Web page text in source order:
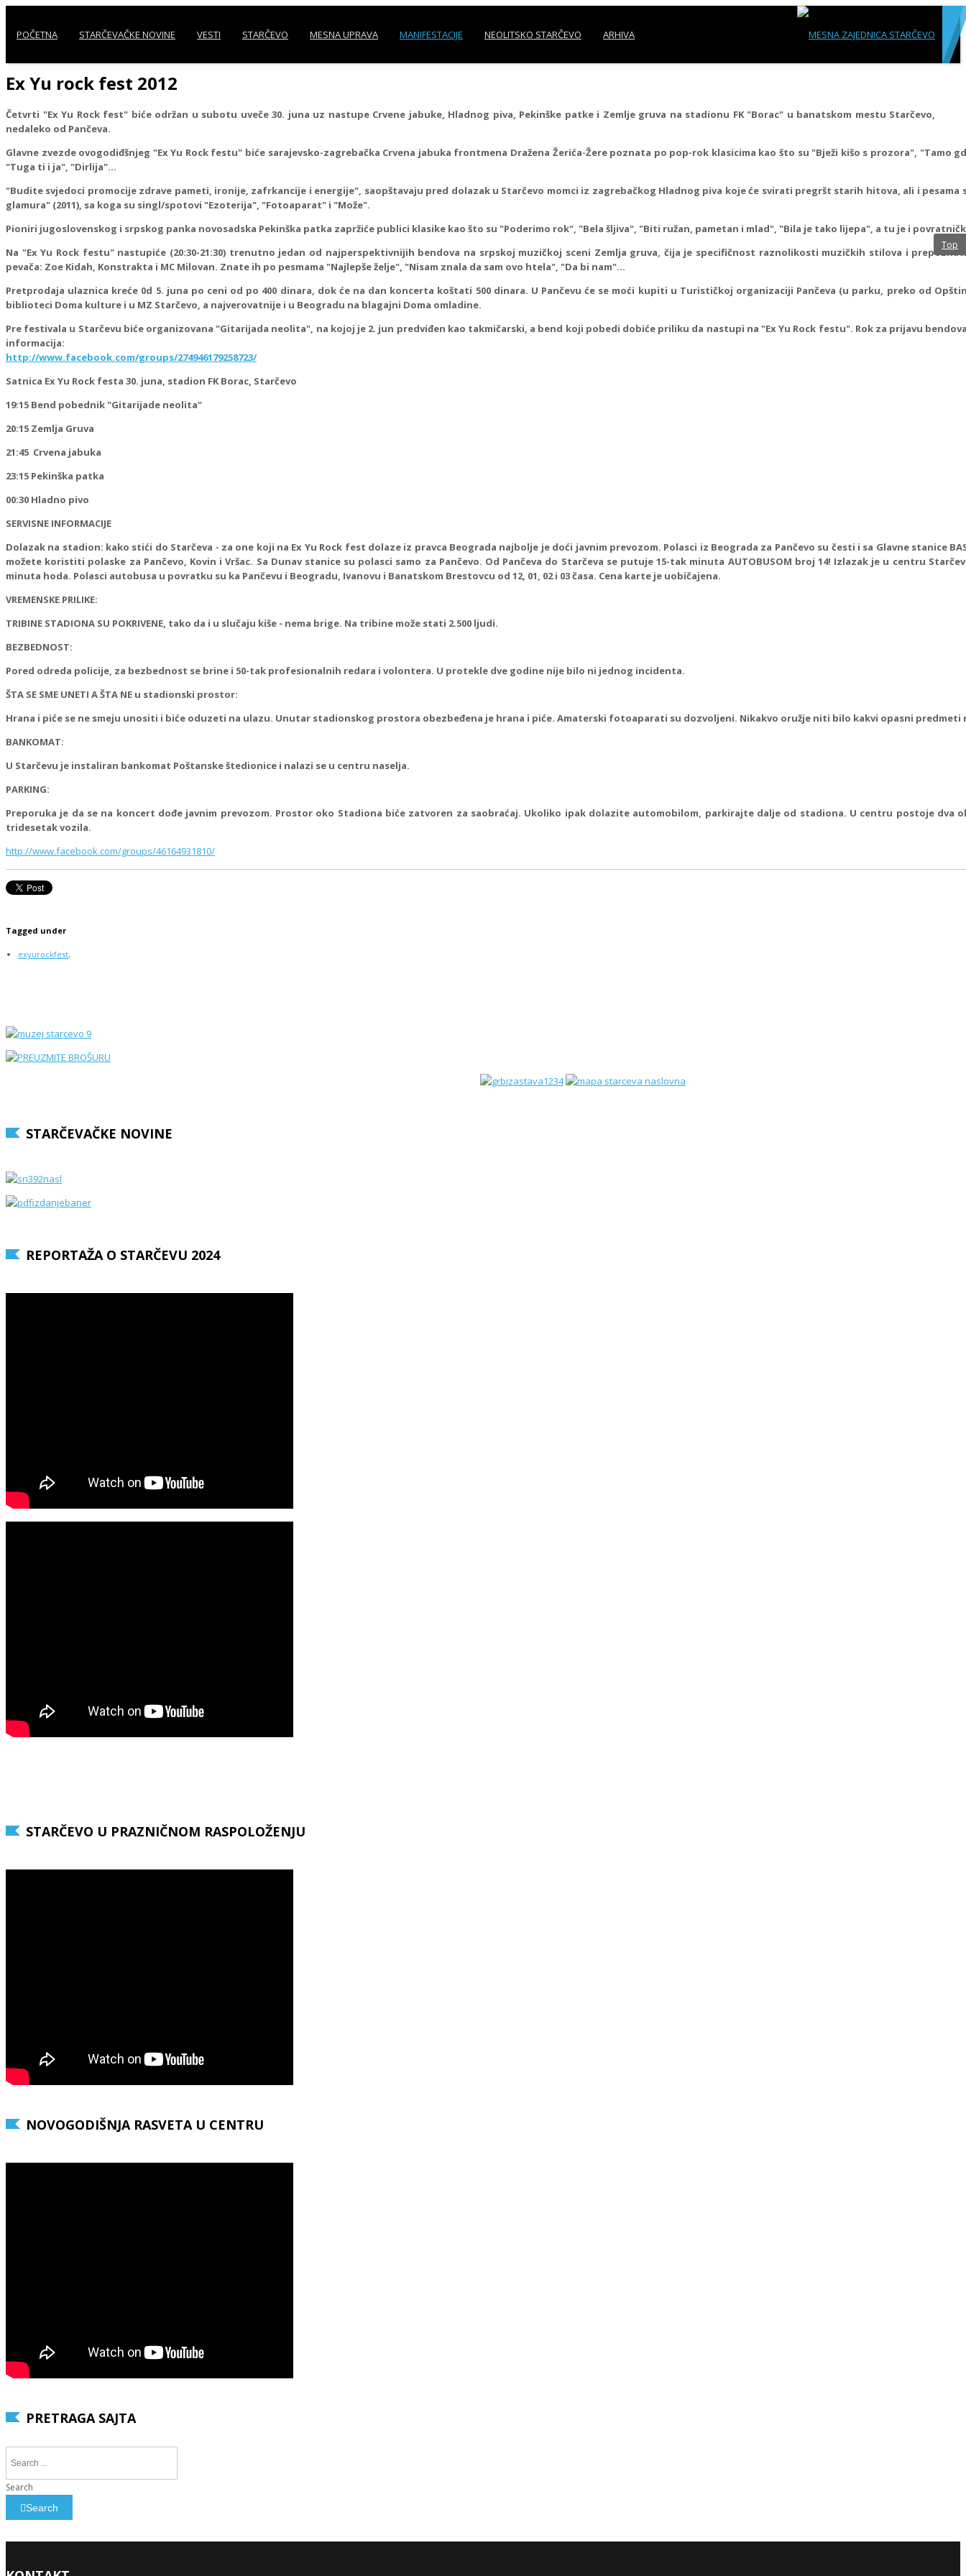
POČETNA STARČEVAČKE NOVINE VESTI STARČEVO MESNA UPRAVA MANIFESTACIJE NEOLITSKO STARČEVO ARHIVA
Ex Yu rock fest 2012
Četvrti "Ex Yu Rock fest" biće održan u subotu uveče 30. juna uz nastupe Crvene jabuke, Hladnog piva, Pekinške patke i Zemlje gruva na stadionu FK "Borac" u banatskom mestu Starčevo,
nedaleko od Pančeva.
Glavne zvezde ovogodiđšnjeg "Ex Yu Rock festu" biće sarajevsko-zagrebačka Crvena jabuka frontmena Dražena Žerića-Žere poznata po pop-rok klasicima kao što su "Bježi kišo s prozora", "Tamo
"Tuga ti i ja", "Dirlija"...
"Budite svjedoci promocije zdrave pameti, ironije, zafrkancije i energije", saopštavaju pred dolazak u Starčevo momci iz zagrebačkog Hladnog piva koje će svirati pregršt starih hitova, ali i pesama
glamura" (2011), sa koga su singl/spotovi "Ezoterija", "Fotoaparat" i "Može".
Pioniri jugoslovenskog i srpskog panka novosadska Pekinška patka zapržiće publici klasike kao što su "Poderimo rok", "Bela šljiva", "Biti ružan, pametan i mlad", "Bila je tako lijepa", a tu je i
Na "Ex Yu Rock festu" nastupiće (20:30-21:30) trenutno jedan od najperspektivnijih bendova na srpskoj muzičkoj sceni Zemlja gruva, čija je specifičnost raznolikosti muzičkih stilova i
pevača: Zoe Kidah, Konstrakta i MC Milovan. Znate ih po pesmama "Najlepše želje", "Nisam znala da sam ovo htela", "Da bi nam"...
Pretprodaja ulaznica kreće 0d 5. juna po ceni od po 400 dinara, dok će na dan koncerta koštati 500 dinara. U Pančevu će se moći kupiti u Turističkoj organizaciji Pančeva (u parku, preko od
biblioteci Doma kulture i u MZ Starčevo, a najverovatnije i u Beogradu na blagajni Doma omladine.
Pre festivala u Starčevu biće organizovana "Gitarijada neolita", na kojoj je 2. jun predviđen kao takmičarski, a bend koji pobedi dobiće priliku da nastupi na "Ex Yu Rock festu". Rok za prijavu
informacija:
http://www.facebook.com/groups/274946179258723/
Satnica Ex Yu Rock festa 30. juna, stadion FK Borac, Starčevo
19:15 Bend pobednik "Gitarijade neolita"
20:15 Zemlja Gruva
21:45 Crvena jabuka
23:15 Pekinška patka
00:30 Hladno pivo
SERVISNE INFORMACIJE
Dolazak na stadion: kako stići do Starčeva - za one koji na Ex Yu Rock fest dolaze iz pravca Beograda najbolje je doći javnim prevozom. Polasci iz Beograda za Pančevo su česti i sa Glavne stanice
možete koristiti polaske za Pančevo, Kovin i Vršac. Sa Dunav stanice su polasci samo za Pančevo. Od Pančeva do Starčeva se putuje 15-tak minuta AUTOBUSOM broj 14! Izlazak je u centru
minuta hoda. Polasci autobusa u povratku su ka Pančevu i Beogradu, Ivanovu i Banatskom Brestovcu od 12, 01, 02 i 03 časa. Cena karte je uobičajena.
VREMENSKE PRILIKE:
TRIBINE STADIONA SU POKRIVENE, tako da i u slučaju kiše - nema brige. Na tribine može stati 2.500 ljudi.
BEZBEDNOST:
Pored odreda policije, za bezbednost se brine i 50-tak profesionalnih redara i volontera. U protekle dve godine nije bilo ni jednog incidenta.
ŠTA SE SME UNETI A ŠTA NE u stadionski prostor:
Hrana i piće se ne smeju unositi i biće oduzeti na ulazu. Unutar stadionskog prostora obezbeđena je hrana i piće. Amaterski fotoaparati su dozvoljeni. Nikakvo oružje niti bilo kakvi opasni predmeti
BANKOMAT:
U Starčevu je instaliran bankomat Poštanske štedionice i nalazi se u centru naselja.
PARKING:
Preporuka je da se na koncert dođe javnim prevozom. Prostor oko Stadiona biće zatvoren za saobraćaj. Ukoliko ipak dolazite automobilom, parkirajte dalje od stadiona. U centru postoje dva
tridesetak vozila.
http://www.facebook.com/groups/46164931810/
Tagged under
exyurockfest,
STARČEVAČKE NOVINE
REPORTAŽA O STARČEVU 2024
STARČEVO U PRAZNIČNOM RASPOLOŽENJU
NOVOGODIŠNJA RASVETA U CENTRU
PRETRAGA SAJTA
Search
Search
Top